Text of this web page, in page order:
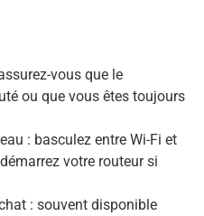
vous que le
ou que vous êtes toujours
: basculez entre Wi-Fi et
votre routeur si
: souvent disponible